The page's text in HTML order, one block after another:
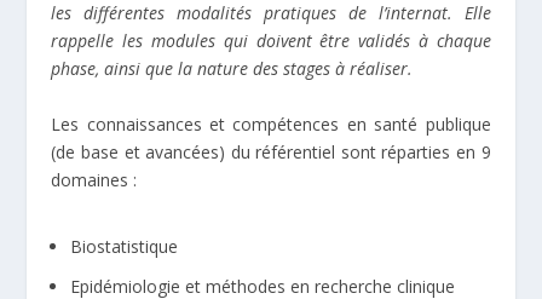
les différentes modalités pratiques de l’internat. Elle
rappelle les modules qui doivent être validés à chaque
phase, ainsi que la nature des stages à réaliser.
Les connaissances et compétences en santé publique
(de base et avancées) du référentiel sont réparties en 9
domaines :
Biostatistique
Epidémiologie et méthodes en recherche clinique